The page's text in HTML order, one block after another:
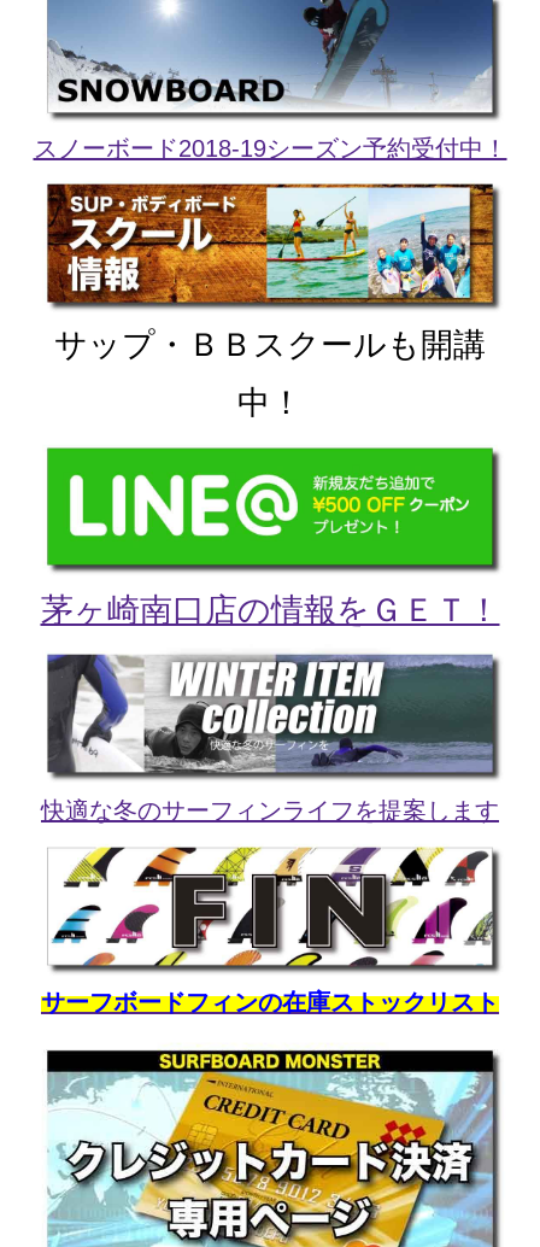
スノーボード2018-19シーズン予約受付中！
サップ・ＢＢスクールも開講
中！
茅ヶ崎南口店の情報をＧＥＴ！
快適な冬のサーフィンライフを提案します
サーフボードフィンの在庫ストックリスト